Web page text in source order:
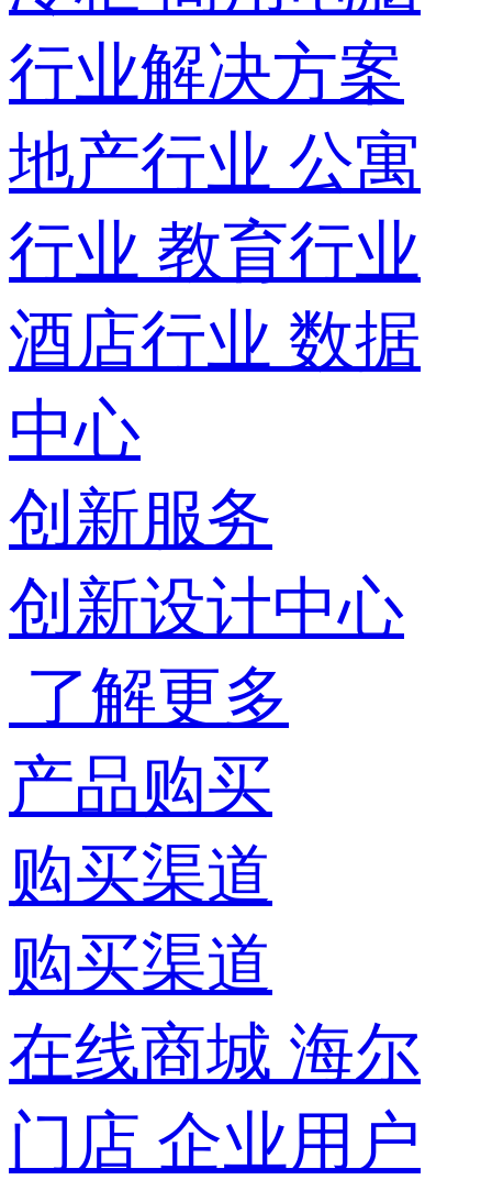
行业解决方案
地产行业 公寓
行业 教育行业
酒店行业 数据
中心
创新服务
创新设计中心
了解更多
产品购买
购买渠道
购买渠道
在线商城 海尔
门店 企业用户